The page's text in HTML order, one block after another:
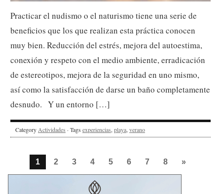
Practicar el nudismo o el naturismo tiene una serie de
beneficios que los que realizan esta práctica conocen
muy bien. Reducción del estrés, mejora del autoestima,
conexión y respeto con el medio ambiente, erradicación
de estereotipos, mejora de la seguridad en uno mismo,
así como la satisfacción de darse un baño completamente
desnudo. Y un entorno […]
CategoryActividades · Tags experiencias,playa,verano
1 2 3 4 5 6 7 8 »